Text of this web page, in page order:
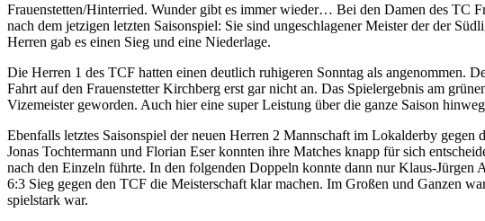
Frauenstetten/Hinterried. Wunder gibt es immer wieder… Bei den Damen des TC
nach dem jetzigen letzten Saisonspiel: Sie sind ungeschlagener Meister der der
Herren gab es einen Sieg und eine Niederlage.
Die Herren 1 des TCF hatten einen deutlich ruhigeren Sonntag als angenommen.
Fahrt auf den Frauenstetter Kirchberg erst gar nicht an. Das Spielergebnis am
Vizemeister geworden. Auch hier eine super Leistung über die ganze Saison
Ebenfalls letztes Saisonspiel der neuen Herren 2 Mannschaft im Lokalderby
Jonas Tochtermann und Florian Eser konnten ihre Matches knapp für sich
nach den Einzeln führte. In den folgenden Doppeln konnte dann nur Klaus-
6:3 Sieg gegen den TCF die Meisterschaft klar machen. Im Großen und Ganzen
spielstark war.